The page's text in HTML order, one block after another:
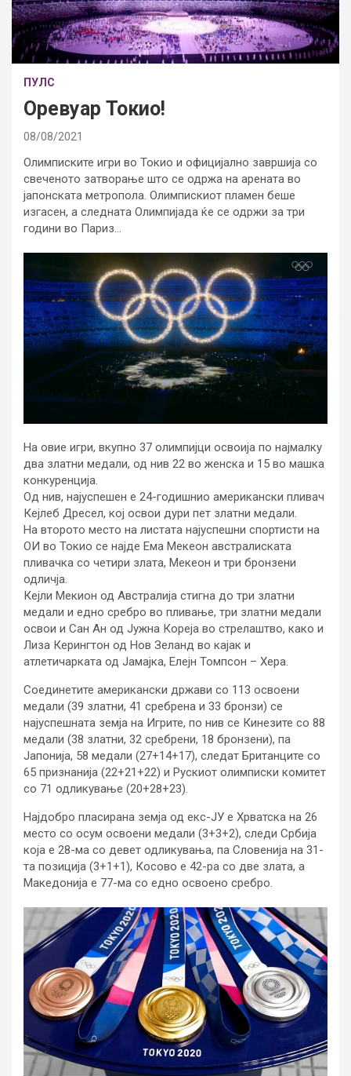
ПУЛС
Оревуар Токио!
08/08/2021
Олимписките игри во Токио и официјално завршија со
свеченото затворање што се одржа на арената во
јапонската метропола. Олимпискиот пламен беше
изгасен, а следната Олимпијада ќе се одржи за три
години во Париз…
На овие игри, вкупно 37 олимпијци освоија по најмалку
два златни медали, од нив 22 во женска и 15 во машка
конкуренција.
Од нив, најуспешен е 24-годишнио американски пливач
Кејлеб Дресел, кој освои дури пет златни медали.
На второто место на листата најуспешни спортисти на
ОИ во Токио се најде Ема Мекеон австралиската
пливачка со четири злата, Мекеон и три бронзени
одличја.
Кејли Мекион од Австралија стигна до три златни
медали и едно сребро во пливање, три златни медали
освои и Сан Ан од Јужна Кореја во стрелаштво, како и
Лиза Керингтон од Нов Зеланд во кајак и
атлетичарката од Јамајка, Елејн Томпсон – Хера.
Соединетите американски држави со 113 освоени
медали (39 златни, 41 сребрена и 33 бронзи) се
најуспешната земја на Игрите, по нив се Кинезите со 88
медали (38 златни, 32 сребрени, 18 бронзени), па
Јапонија, 58 медали (27+14+17), следат Британците со
65 признанија (22+21+22) и Рускиот олимписки комитет
со 71 одликување (20+28+23).
Најдобро пласирана земја од екс-ЈУ е Хрватска на 26
место со осум освоени медали (3+3+2), следи Србија
која е 28-ма со девет одликувања, па Словенија на 31-
та позиција (3+1+1), Косово е 42-ра со две злата, а
Македонија е 77-ма со едно освоено сребро.